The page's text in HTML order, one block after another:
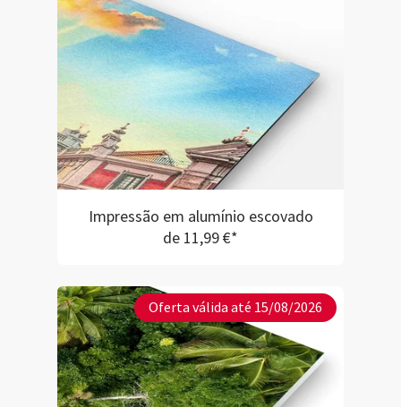
Impressão em alumínio escovado
de 11,99 €*
Oferta válida até 15/08/2026